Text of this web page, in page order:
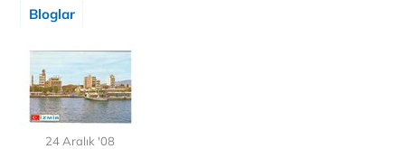
Bloglar
24 Aralık '08